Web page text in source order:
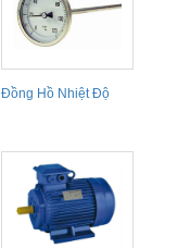
Đồng Hồ Nhiệt Độ